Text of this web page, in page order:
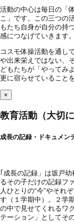
活動の中心は毎日の「
こ」です。この三つの
もたち自身が自分の持
感につなげていきます。
コスモ体操活動を通し
や出来栄えではない、
どもたちが「やってみ
更に宿らせていること
×
教育活動（大切
成長の記録・ドキュメン
｢成長の記録」は坂戸
るその子だけの記録フ
人ひとりの“今”やそれ
す（１学期中）。２学
の中で見せてくれるワ
テーション」としてそ